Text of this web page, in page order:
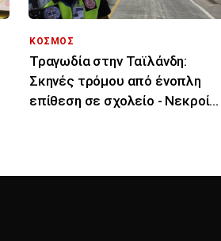
ΚΟΣΜΟΣ
Τραγωδία στην Ταϊλάνδη:
Σκηνές τρόμου από ένοπλη
επίθεση σε σχολείο - Νεκροί